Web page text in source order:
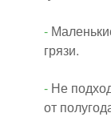
-
грязи.
- Не
от